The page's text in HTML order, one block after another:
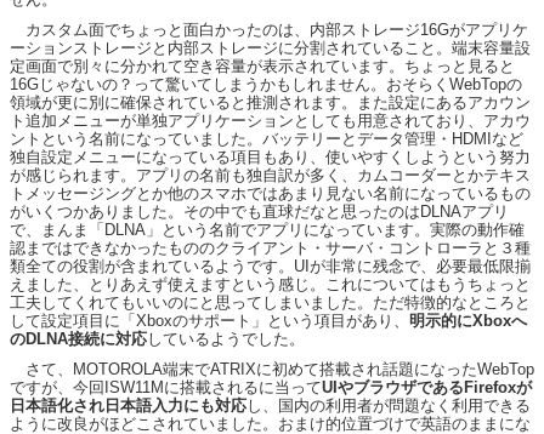
カスタム面でちょっと面白かったのは、内部ストレージ16Gがアプリケ
ーションストレージと内部ストレージに分割されていること。端末容量設
定画面で別々に分かれて空き容量が表示されています。ちょっと見ると
16Gじゃないの？って驚いてしまうかもしれません。おそらくWebTopの
領域が更に別に確保されていると推測されます。また設定にあるアカウン
ト追加メニューが単独アプリケーションとしても用意されており、アカウ
ントという名前になっていました。バッテリーとデータ管理・HDMIなど
独自設定メニューになっている項目もあり、使いやすくしようという努力
が感じられます。アプリの名前も独自訳が多く、カムコーダーとかテキス
トメッセージングとか他のスマホではあまり見ない名前になっているもの
がいくつかありました。その中でも直球だなと思ったのはDLNAアプリ
で、まんま「DLNA」という名前でアプリになっています。実際の動作確
認まではできなかったもののクライアント・サーバ・コントローラと３種
類全ての役割が含まれているようです。UIが非常に残念で、必要最低限揃
えました、とりあえず使えますという感じ。これについてはもうちょっと
工夫してくれてもいいのにと思ってしまいました。ただ特徴的なところと
して設定項目に「Xboxのサポート」という項目があり、 明示的にXboxへ
のDLNA接続に対応しているようでした。
さて、MOTOROLA端末でATRIXに初めて搭載され話題になったWebTop
ですが、今回ISW11Mに搭載されるに当ってUIやブラウザであるFirefoxが
日本語化され日本語入力にも対応し、国内の利用者が問題なく利用できる
ように改良がほどこされていました。おまけ的位置づけで英語のままにな